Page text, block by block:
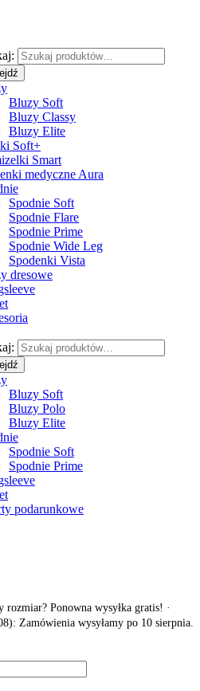
Bluzy Soft
Bluzy Classy
Bluzy Elite
Soft+
Smart
medyczne Aura
Spodnie Soft
Spodnie Flare
Spodnie Prime
Spodnie Wide Leg
Spodenki Vista
dresowe
Bluzy Soft
Bluzy Polo
Bluzy Elite
Spodnie Soft
Spodnie Prime
podarunkowe
rozmiar? Ponowna wysyłka gratis! ·
Zamówienia wysyłamy po 10 sierpnia.